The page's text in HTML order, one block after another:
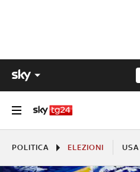
POLITICA ELEZIONI USA